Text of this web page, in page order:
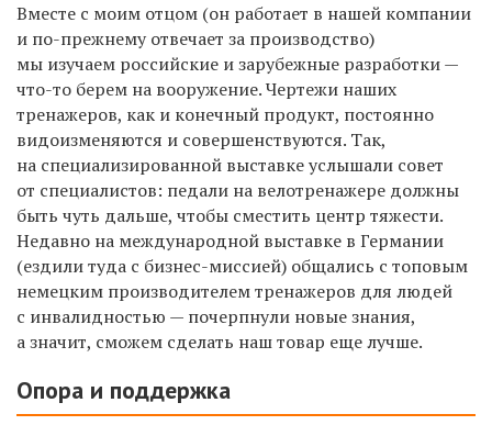
Вместе с моим отцом (он работает в нашей компании
и по-прежнему отвечает за производство)
мы изучаем российские и зарубежные разработки —
что-то берем на вооружение. Чертежи наших
тренажеров, как и конечный продукт, постоянно
видоизменяются и совершенствуются. Так,
на специализированной выставке услышали совет
от специалистов: педали на велотренажере должны
быть чуть дальше, чтобы сместить центр тяжести.
Недавно на международной выставке в Германии
(ездили туда с бизнес-миссией) общались с топовым
немецким производителем тренажеров для людей
с инвалидностью — почерпнули новые знания,
а значит, сможем сделать наш товар еще лучше.
Опора и поддержка